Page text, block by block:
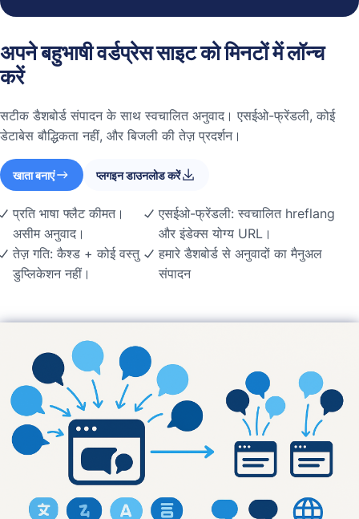
अपने बहुभाषी वर्डप्रेस साइट को मिनटों में लॉन्च
करें
सटीक डैशबोर्ड संपादन के साथ स्वचालित अनुवाद। एसईओ-फ्रेंडली, कोई
डेटाबेस बौद्धिकता नहीं, और बिजली की तेज़ प्रदर्शन।
खाता बनाएं प्लगइन डाउनलोड करें
प्रति भाषा फ्लैट कीमत।
असीम अनुवाद।
तेज़ गति: कैश्ड + कोई वस्तु
डुप्लिकेशन नहीं।
एसईओ-फ्रेंडली: स्वचालित hreflang
और इंडेक्स योग्य URL।
हमारे डैशबोर्ड से अनुवादों का मैनुअल
संपादन